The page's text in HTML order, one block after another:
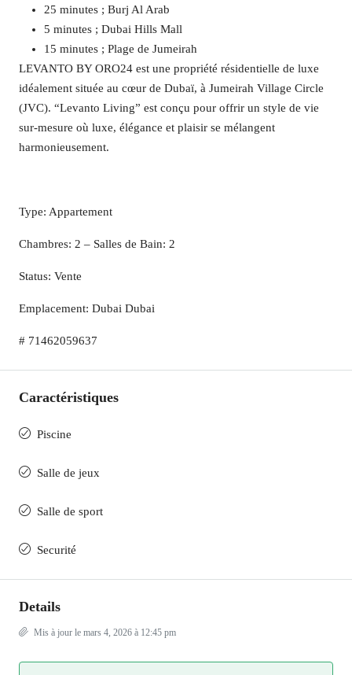
25 minutes ; Burj Al Arab
5 minutes ; Dubai Hills Mall
15 minutes ; Plage de Jumeirah
LEVANTO BY ORO24 est une propriété résidentielle de luxe
idéalement située au cœur de Dubaï, à Jumeirah Village Circle
(JVC). “Levanto Living” est conçu pour offrir un style de vie
sur-mesure où luxe, élégance et plaisir se mélangent
harmonieusement.
Type: Appartement
Chambres: 2 – Salles de Bain: 2
Status: Vente
Emplacement: Dubai Dubai
# 71462059637
Caractéristiques
Piscine
Salle de jeux
Salle de sport
Securité
Details
Mis à jour le mars 4, 2026 à 12:45 pm